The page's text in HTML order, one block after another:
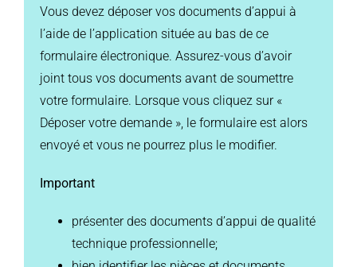
Vous devez déposer vos documents d’appui à
l’aide de l’application située au bas de ce
formulaire électronique. Assurez-vous d’avoir
joint tous vos documents avant de soumettre
votre formulaire. Lorsque vous cliquez sur «
Déposer votre demande », le formulaire est alors
envoyé et vous ne pourrez plus le modifier.
Important
présenter des documents d’appui de qualité
technique professionnelle;